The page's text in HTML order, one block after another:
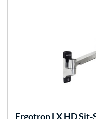
ErgotronLX HD